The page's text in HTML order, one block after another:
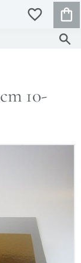
FAVORITER
10-